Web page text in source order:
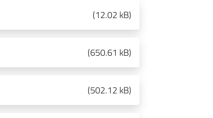
(12.02 kB)
(650.61 kB)
(502.12 kB)